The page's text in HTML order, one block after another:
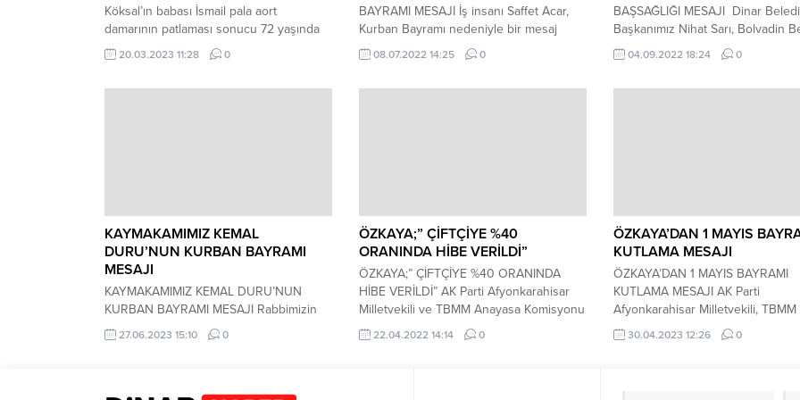
Köksal’ın babası İsmail pala aort
damarının patlaması sonucu 72 yaşında
hayatını kaybetti merhuma Allah’tan
rahmet ailesine, Milletvekili sayın Burcu
20.03.2023 11:28 0
BAYRAMI MESAJI İş insanı Saffet Acar,
Kurban Bayramı nedeniyle bir mesaj
yayımladı. Saffet Acar mesajında; ”Manevi
dünyamızda ayrı bir yeri olan Kurban
08.07.2022 14:25 0
BAŞSAĞLIĞI MESAJI Dinar
Başkanımız Nihat Sarı, Bolvadin
Başkanı Fatih Kayacan’ın
dolayısıyla bir başsağlığı mesajı
04.09.2022 18:24 0
KAYMAKAMIMIZ KEMAL
DURU’NUN KURBAN BAYRAMI
MESAJI
KAYMAKAMIMIZ KEMAL DURU’NUN
KURBAN BAYRAMI MESAJI Rabbimizin
bizlere huzur ve sevinç vesilesi olarak
bahşettiği eşsiz zamanlardan biri olan
27.06.2023 15:10 0
ÖZKAYA;” ÇİFTÇİYE %40
ORANINDA HİBE VERİLDİ”
ÖZKAYA;” ÇİFTÇİYE %40 ORANINDA
HİBE VERİLDİ” AK Parti Afyonkarahisar
Milletvekili ve TBMM Anayasa Komisyonu
Başkan Vekili Ali Özkaya, Enerji ve Tabii
Kaynaklar Bakanı Fatih Dönmez’in
açıklamalarda bulundu. “Çiftçilerimiz İçin
22.04.2022 14:14 0
ÖZKAYA’DAN 1 MAYIS
KUTLAMA MESAJI
ÖZKAYA’DAN 1 MAYIS BAYRAMI
KUTLAMA MESAJI AK Parti
Afyonkarahisar Milletvekili, TBMM
Anayasa Komisyonu Başkan Vekili
Milletvekili Adayı Ali Özkaya, 1
30.04.2023 12:26 0